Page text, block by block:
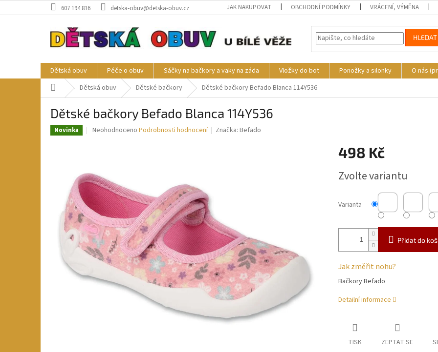
na
607 194 816 detska-obuv@detska-obuv.cz JAK NAKUPOVAT OBCHODNÍ PODMÍNKY VRÁCENÍ, VÝMĚNA
HLEDAT
Dětská obuv Péče o obuv Sáčky na bačkory a vaky na záda Vložky do bot Ponožky a silonky O nás
Domů Dětská obuv Dětské bačkory Dětské bačkory Befado Blanca 114Y536
Dětské bačkory Befado Blanca 114Y536
Novinka
Průměrné
z
5
hvězdiček.
Neohodnoceno Podrobnosti hodnocení Značka:Befado
498 Kč
cena:
Zvolte variantu
Varianta
Přidat do
Jak změřit nohu?
Bačkory Befado
Detailní informace
TISK ZEPTAT SE